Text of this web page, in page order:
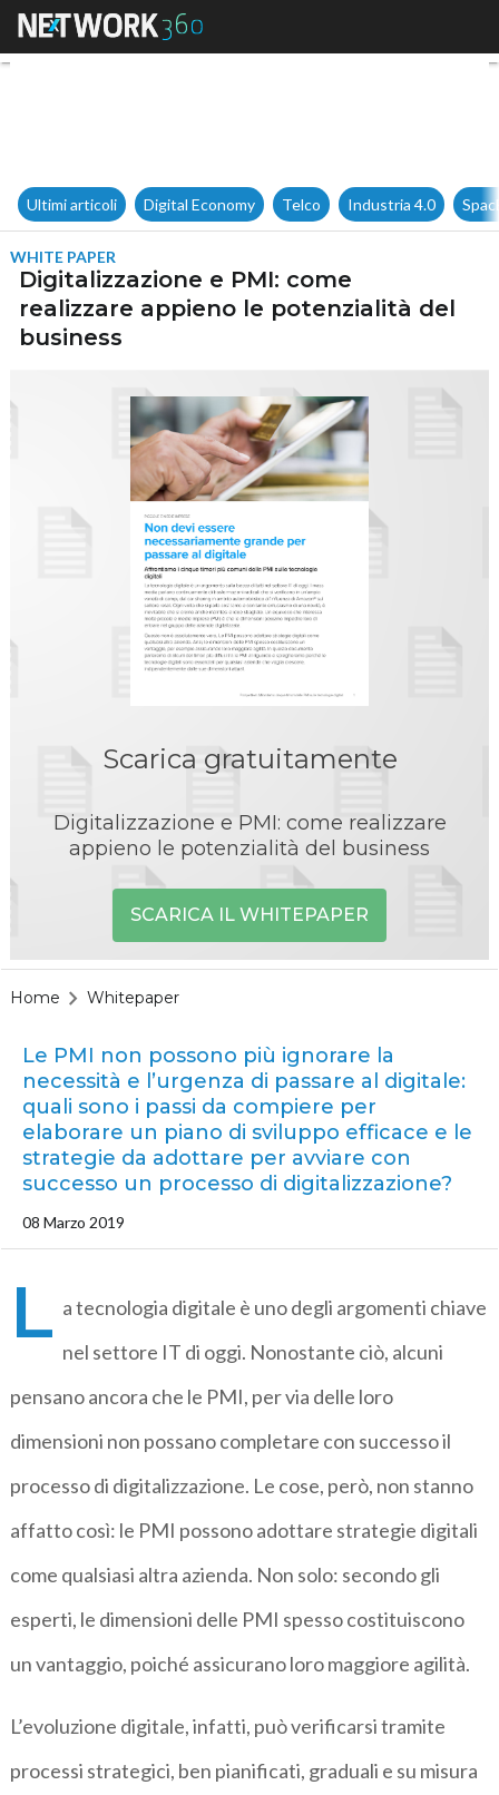
Digitalizzazione e PMI:
Ultimi articoli Digital Economy Telco Industria 4.0
WHITE PAPER
Digitalizzazione e PMI: come
realizzare appieno le potenzialità del
business
Scarica gratuitamente
Digitalizzazione e PMI: come realizzare
appieno le potenzialità del business
SCARICA IL WHITEPAPER
Home Whitepaper
Le PMI non possono più ignorare la
necessità e l’urgenza di passare al digitale:
quali sono i passi da compiere per
elaborare un piano di sviluppo efficace e le
strategie da adottare per avviare con
successo un processo di digitalizzazione?
08 Marzo 2019
L a tecnologia digitale è uno degli argomenti chiave
nel settore IT di oggi. Nonostante ciò, alcuni
pensano ancora che le PMI, per via delle loro
dimensioni non possano completare con successo il
processo di digitalizzazione. Le cose, però, non stanno
affatto così: le PMI possono adottare strategie digitali
come qualsiasi altra azienda. Non solo: secondo gli
esperti, le dimensioni delle PMI spesso costituiscono
un vantaggio, poiché assicurano loro maggiore agilità.
L’evoluzione digitale, infatti, può verificarsi tramite
processi strategici, ben pianificati, graduali e su misura